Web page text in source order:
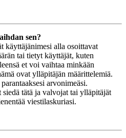
sen?
käyttäjänimesi alla osoittavat
tai tietyt käyttäjät, kuten
et voi vaihtaa minkään
ovat ylläpitäjän määrittelemiä.
arvonimeäsi.
tätä ja valvojat tai ylläpitäjät
viestilaskuriasi.